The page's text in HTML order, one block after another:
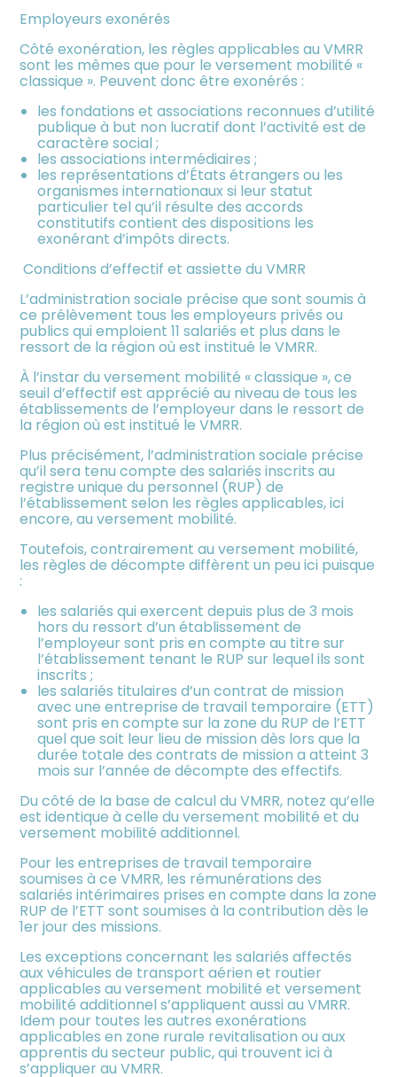
Employeurs exonérés
Côté exonération, les règles applicables au VMRR
sont les mêmes que pour le versement mobilité «
classique ». Peuvent donc être exonérés :
les fondations et associations reconnues d’utilité
publique à but non lucratif dont l’activité est de
caractère social ;
les associations intermédiaires ;
les représentations d’États étrangers ou les
organismes internationaux si leur statut
particulier tel qu’il résulte des accords
constitutifs contient des dispositions les
exonérant d’impôts directs.
Conditions d’effectif et assiette du VMRR
L’administration sociale précise que sont soumis à
ce prélèvement tous les employeurs privés ou
publics qui emploient 11 salariés et plus dans le
ressort de la région où est institué le VMRR.
À l’instar du versement mobilité « classique », ce
seuil d’effectif est apprécié au niveau de tous les
établissements de l’employeur dans le ressort de
la région où est institué le VMRR.
Plus précisément, l’administration sociale précise
qu’il sera tenu compte des salariés inscrits au
registre unique du personnel (RUP) de
l’établissement selon les règles applicables, ici
encore, au versement mobilité.
Toutefois, contrairement au versement mobilité,
les règles de décompte diffèrent un peu ici puisque
:
les salariés qui exercent depuis plus de 3 mois
hors du ressort d’un établissement de
l’employeur sont pris en compte au titre sur
l’établissement tenant le RUP sur lequel ils sont
inscrits ;
les salariés titulaires d’un contrat de mission
avec une entreprise de travail temporaire (ETT)
sont pris en compte sur la zone du RUP de l’ETT
quel que soit leur lieu de mission dès lors que la
durée totale des contrats de mission a atteint 3
mois sur l’année de décompte des effectifs.
Du côté de la base de calcul du VMRR, notez qu’elle
est identique à celle du versement mobilité et du
versement mobilité additionnel.
Pour les entreprises de travail temporaire
soumises à ce VMRR, les rémunérations des
salariés intérimaires prises en compte dans la zone
RUP de l’ETT sont soumises à la contribution dès le
1er jour des missions.
Les exceptions concernant les salariés affectés
aux véhicules de transport aérien et routier
applicables au versement mobilité et versement
mobilité additionnel s’appliquent aussi au VMRR.
Idem pour toutes les autres exonérations
applicables en zone rurale revitalisation ou aux
apprentis du secteur public, qui trouvent ici à
s’appliquer au VMRR.